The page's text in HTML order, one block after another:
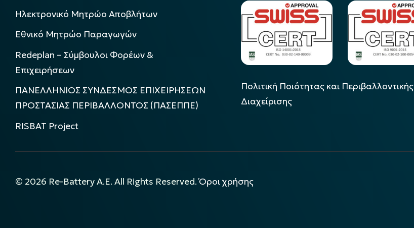
Ηλεκτρονικό Μητρώο Αποβλήτων
Εθνικό Μητρώο Παραγωγών
Redeplan – Σύμβουλοι Φορέων &
Επιχειρήσεων
ΠΑΝΕΛΛΗΝΙΟΣ ΣΥΝΔΕΣΜΟΣ ΕΠΙΧΕΙΡΗΣΕΩΝ
ΠΡΟΣΤΑΣΙΑΣ ΠΕΡΙΒΑΛΛΟΝΤΟΣ (ΠΑΣΕΠΠΕ)
RISBAT Project
Πολιτική Ποιότητας και Περιβαλλοντικής
Διαχείρισης
© 2026 Re-Battery A.E. All Rights Reserved.Όροι χρήσης